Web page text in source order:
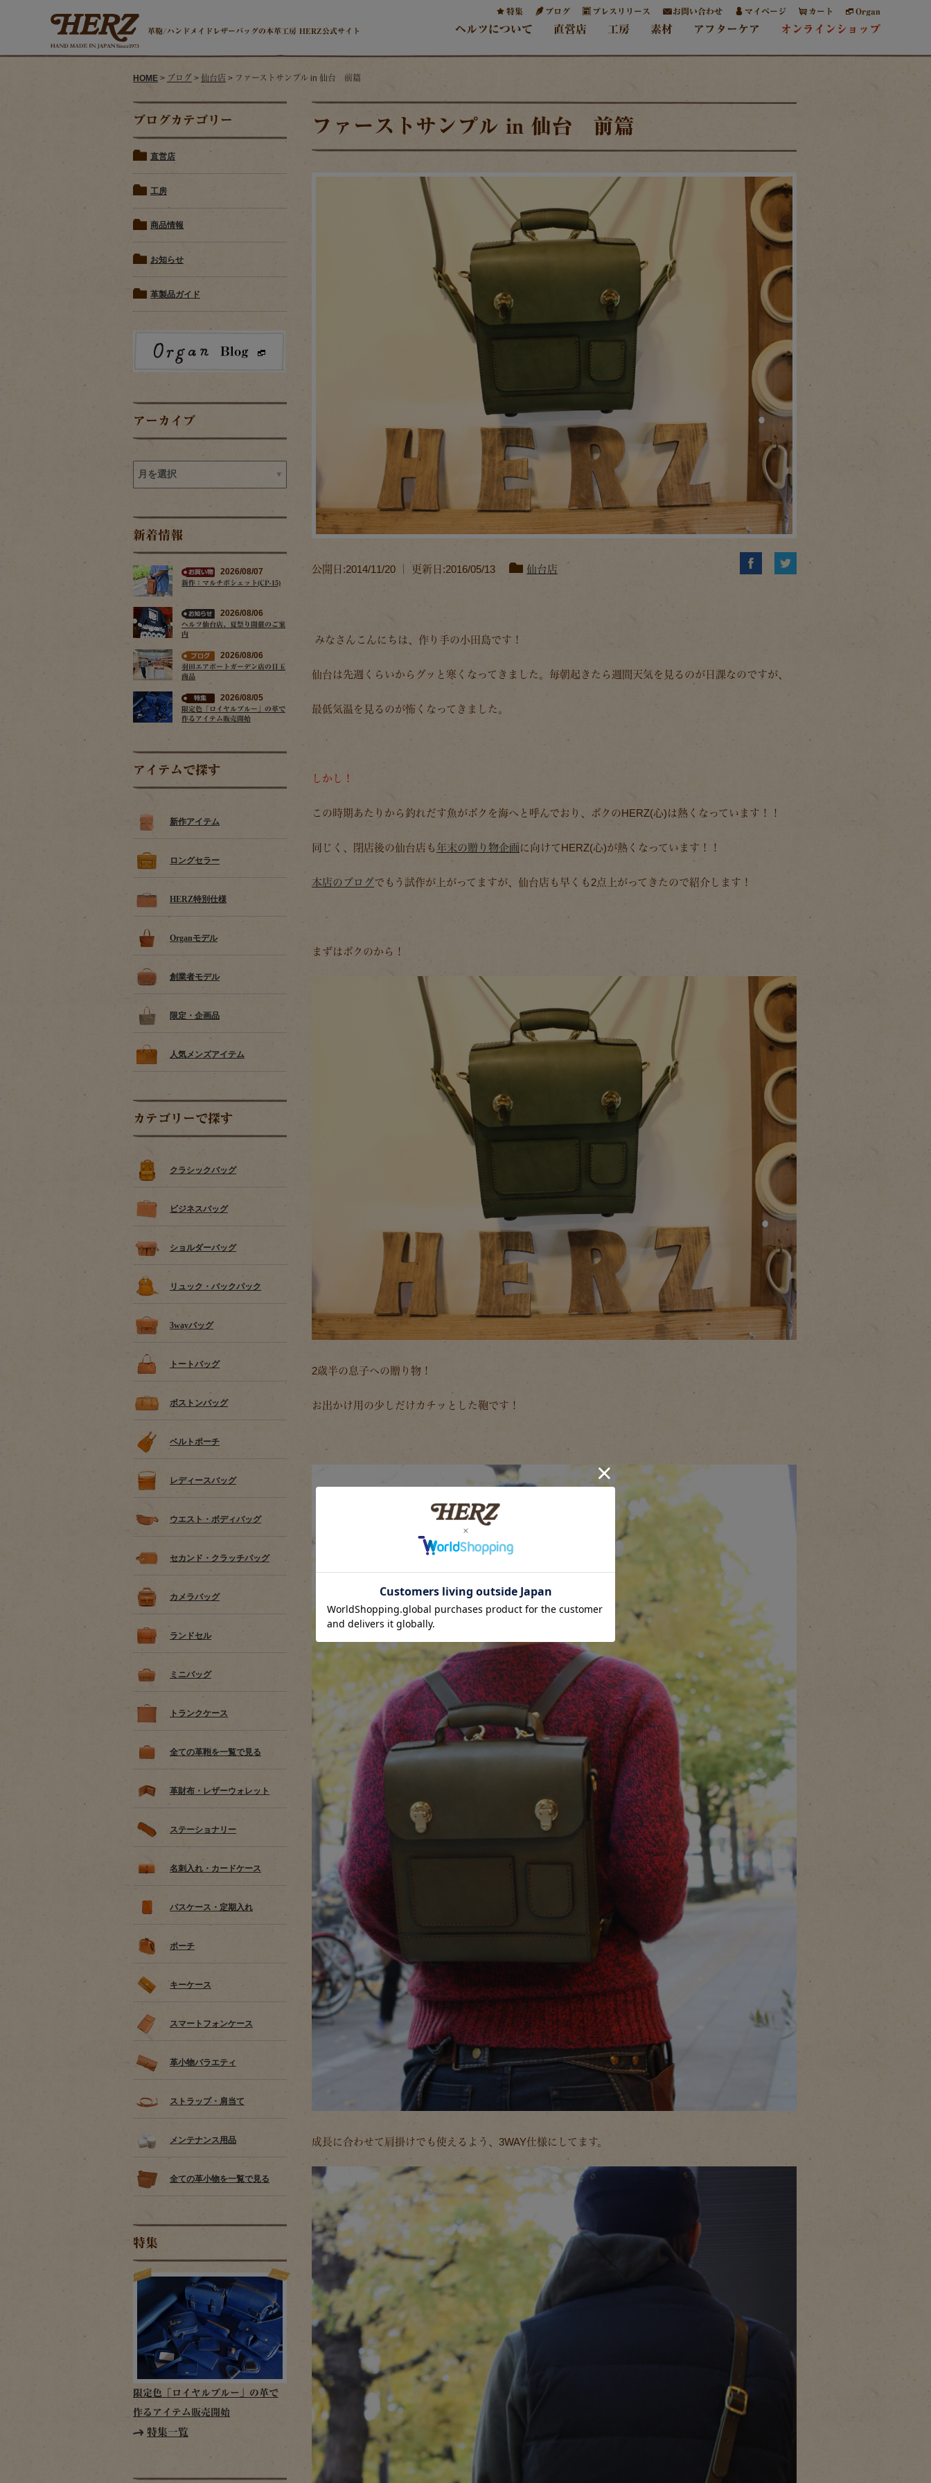
革鞄/ハンドメイドレザーバッグの本革工房 HERZ公式サイト
特集 ブログ プレスリリース お問い合わせ マイページ カート Organ
ヘルツについて 直営店 工房 素材 アフターケア オンラインショップ
HOME > ブログ > 仙台店 > ファーストサンプル in 仙台 前篇
ブログカテゴリー
直営店
工房
商品情報
お知らせ
革製品ガイド
アーカイブ
新着情報
2026/08/07
新作：マルチポシェット(CP-15)
2026/08/06
ヘルツ仙台店、夏祭り開催のご案
内
2026/08/06
羽田エアポートガーデン店の目玉
商品
2026/08/05
限定色「ロイヤルブルー」の革で
作るアイテム販売開始
アイテムで探す
新作アイテム
ロングセラー
HERZ特別仕様
Organモデル
創業者モデル
限定・企画品
人気メンズアイテム
カテゴリーで探す
クラシックバッグ
ビジネスバッグ
ショルダーバッグ
リュック・バックパック
3wayバッグ
トートバッグ
ボストンバッグ
ベルトポーチ
レディースバッグ
ウエスト・ボディバッグ
セカンド・クラッチバッグ
カメラバッグ
ランドセル
ミニバッグ
トランクケース
全ての革鞄を一覧で見る
革財布・レザーウォレット
ステーショナリー
名刺入れ・カードケース
パスケース・定期入れ
ポーチ
キーケース
スマートフォンケース
革小物バラエティ
ストラップ・肩当て
メンテナンス用品
全ての革小物を一覧で見る
特集
限定色「ロイヤルブルー」の革で
作るアイテム販売開始
特集一覧
ファーストサンプル in 仙台 前篇
公開日:2014/11/20 ｜ 更新日:2016/05/13 仙台店
みなさんこんにちは、作り手の小田島です！
仙台は先週くらいからグッと寒くなってきました。毎朝起きたら週間天気を見るのが日課なのですが、
最低気温を見るのが怖くなってきました。
しかし！
この時期あたりから釣れだす魚がボクを海へと呼んでおり、ボクのHERZ(心)は熱くなっています！！
同じく、閉店後の仙台店も 年末の贈り物企画に向けてHERZ(心)が熱くなっています！！
本店のブログでもう試作が上がってますが、仙台店も早くも2点上がってきたので紹介します！
まずはボクのから！
2歳半の息子への贈り物！
お出かけ用の少しだけカチッとした鞄です！
成長に合わせて肩掛けでも使えるよう、3WAY仕様にしてます。